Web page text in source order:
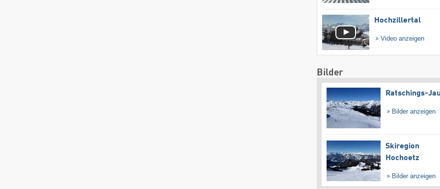
Hochzillertal
Video anzeigen
Bilder
Ratschings-
Bilder anzeigen
Skiregion
Hochoetz
Bilder anzeigen